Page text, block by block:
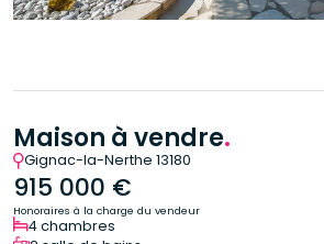
Maison à vendre.
Gignac-la-Nerthe 13180
915 000 €
Honoraires à la charge du vendeur
4 chambres